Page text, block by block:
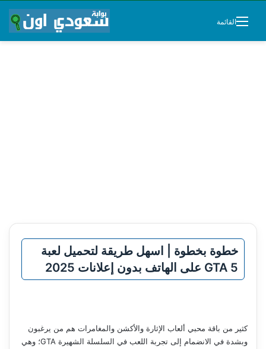
القائمة
خطوة بخطوة | اسهل طريقة لتحميل لعبة
GTA 5 على الهاتف بدون إعلانات 2025
كثير من باقة محبي ألعاب الإثارة والأكشن والمغامرات هم من يرغبون
وبشدة في الانضمام إلى تجربة اللعب في السلسلة الشهيرة GTA؛ وهي